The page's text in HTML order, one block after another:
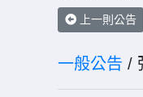
上一則公告
一般公告 /